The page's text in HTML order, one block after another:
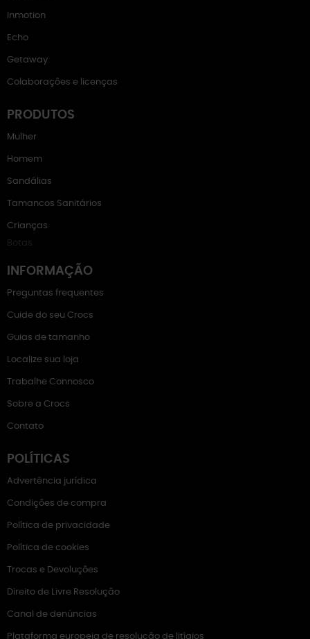
Inmotion
Echo
Getaway
Colaborações e licenças
PRODUTOS
Mulher
Homem
Sandálias
Tamancos Sanitários
Crianças
Botas
INFORMAÇÃO
Preguntas frequentes
Cuide do seu Crocs
Guias de tamanho
Localize sua loja
Trabalhe Connosco
Sobre a Crocs
Contato
POLÍTICAS
Advertência jurídica
Condições de compra
Política de privacidade
Política de cookies
Trocas e Devoluções
Direito de Livre Resolução
Canal de denúncias
Plataforma europeia de resolução de litígios